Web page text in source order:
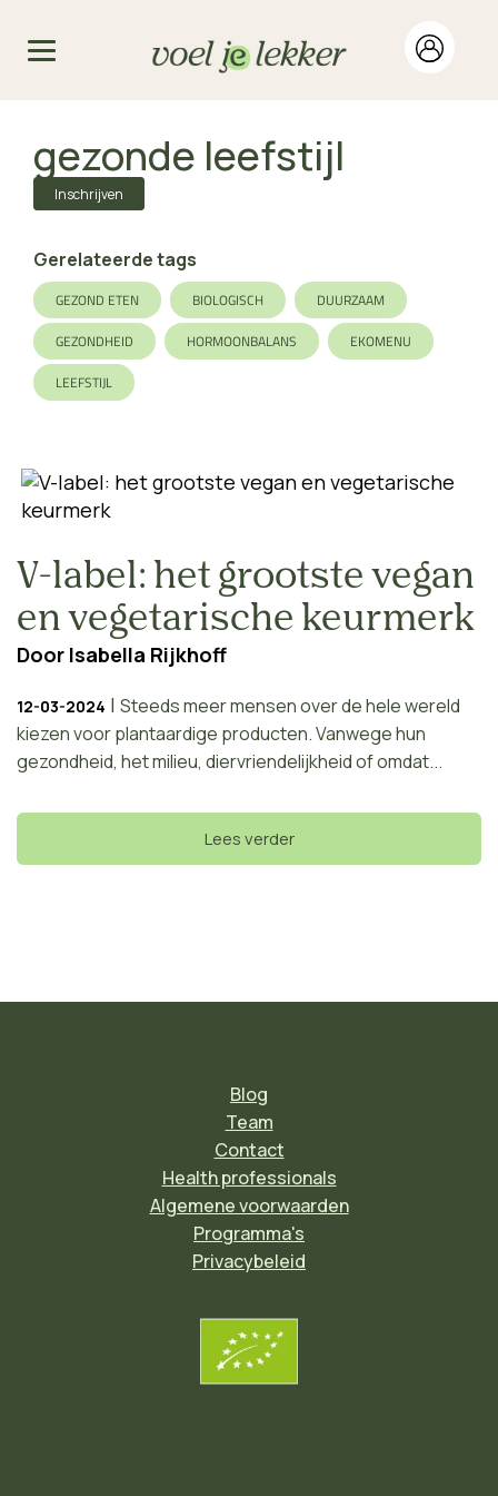
gezonde leefstijl
Inschrijven
Gerelateerde tags
GEZOND ETEN BIOLOGISCH
DUURZAAM
GEZONDHEID
HORMOONBALANS
EKOMENU
LEEFSTIJL
V-label: het grootste vegan
en vegetarische keurmerk
Door Isabella Rijkhoff
12-03-2024 | Steeds meer mensen over de hele wereld
kiezen voor plantaardige producten. Vanwege hun
gezondheid, het milieu, diervriendelijkheid of omdat...
Lees verder
Blog
Team
Contact
Health professionals
Algemene voorwaarden
Programma's
Privacybeleid